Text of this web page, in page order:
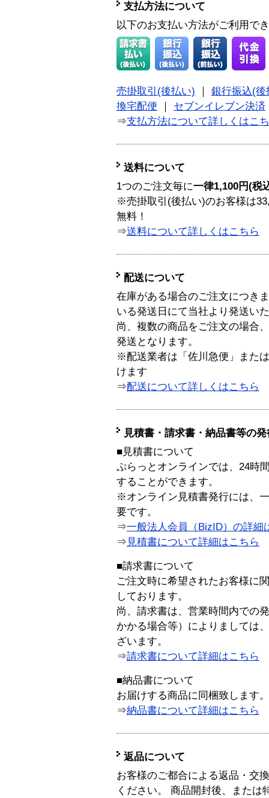
支払方法について
以下のお支払い方法がご利用で
売掛取引(後払い)
銀行振込(後
換宅配便
セブンイレブン決済
⇒支払方法について詳しくはこ
送料について
1つのご注文毎に一律1,100円(税
※売掛取引(後払い)のお客様は
無料！
⇒送料について詳しくはこちら
配送について
在庫がある場合のご注文につき
いる発送日にて当社より発送い
尚、複数の商品をご注文の場合
発送となります。
※配送業者は「佐川急便」また
けます
⇒配送について詳しくはこちら
見積書・請求書・納品書等の
■見積書について
ぷらっとオンラインでは、24時
することができます。
※オンライン見積書発行には、
要です。
⇒一般法人会員（BizID）の詳細
⇒ 見積書について詳細はこちら
■請求書について
ご注文時に希望されたお客様に
しております。
尚、請求書は、営業時間内での
かかる場合等）によりましては
ざいます。
⇒請求書について詳細はこちら
■納品書について
お届けする商品に同梱致します。
⇒納品書について詳細はこちら
返品について
お客様のご都合による返品・交
ください。 商品開封後、または